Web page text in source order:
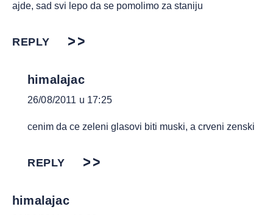
ajde, sad svi lepo da se pomolimo za staniju
REPLY
himalajac
26/08/2011 u 17:25
cenim da ce zeleni glasovi biti muski, a crveni zenski
REPLY
himalajac